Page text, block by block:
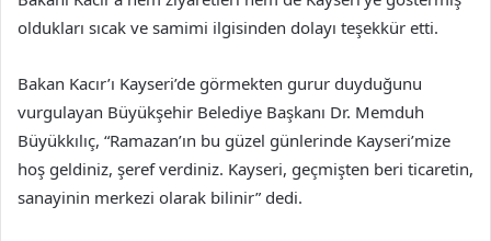
oldukları sıcak ve samimi ilgisinden dolayı teşekkür etti.
Bakan Kacır’ı Kayseri’de görmekten gurur duyduğunu
vurgulayan Büyükşehir Belediye Başkanı Dr. Memduh
Büyükkılıç, “Ramazan’ın bu güzel günlerinde Kayseri’mize
hoş geldiniz, şeref verdiniz. Kayseri, geçmişten beri ticaretin,
sanayinin merkezi olarak bilinir” dedi.